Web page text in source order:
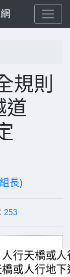
規則
道
長)
253
行天橋或
或人行地